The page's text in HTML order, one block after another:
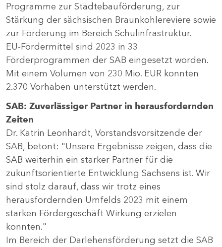
Programme zur Städtebauförderung, zur
Stärkung der sächsischen Braunkohlereviere sowie
zur Förderung im Bereich Schulinfrastruktur.
EU-Fördermittel sind 2023 in 33
Förderprogrammen der SAB eingesetzt worden.
Mit einem Volumen von 230 Mio. EUR konnten
2.370 Vorhaben unterstützt werden.
SAB: Zuverlässiger Partner in herausfordernden
Zeiten
Dr. Katrin Leonhardt, Vorstandsvorsitzende der
SAB, betont: "Unsere Ergebnisse zeigen, dass die
SAB weiterhin ein starker Partner für die
zukunftsorientierte Entwicklung Sachsens ist. Wir
sind stolz darauf, dass wir trotz eines
herausfordernden Umfelds 2023 mit einem
starken Fördergeschäft Wirkung erzielen
konnten."
Im Bereich der Darlehensförderung setzt die SAB